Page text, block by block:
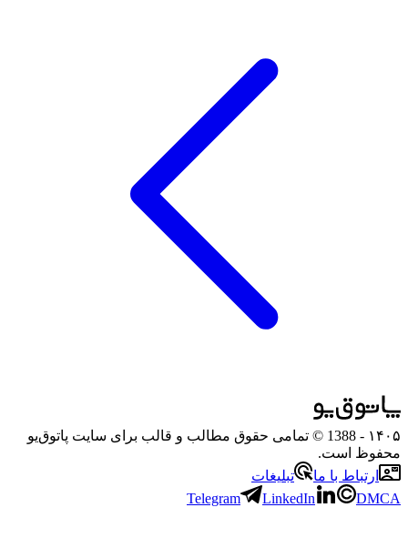
۱۴۰۵
- 1388 © تمامی حقوق مطالب و قالب برای سایت پاتوق‌یو
محفوظ است.
ارتباط با ما
تبلیغات
Telegram
LinkedIn DMCA